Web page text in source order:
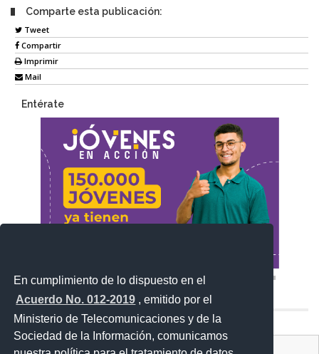
En cumplimiento de lo dispuesto en el
Acuerdo No. 012-2019 , emitido por el
Ministerio de Telecomunicaciones y de la
Sociedad de la Información, comunicamos
Comparte esta publicación:
Tweet
Compartir
Imprimir
Mail
Entérate
Contacto Ciudadano Digital